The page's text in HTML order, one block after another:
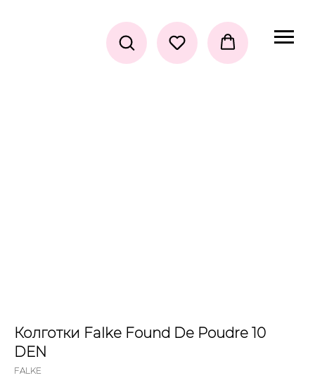
Колготки Falke Found De Poudre 10
DEN
FALKE